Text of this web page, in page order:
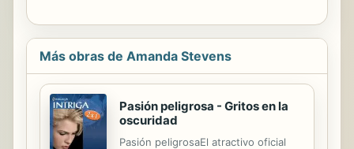
Más obras de Amanda Stevens
Pasión peligrosa - Gritos en la
oscuridad
Pasión peligrosaEl atractivo oficial